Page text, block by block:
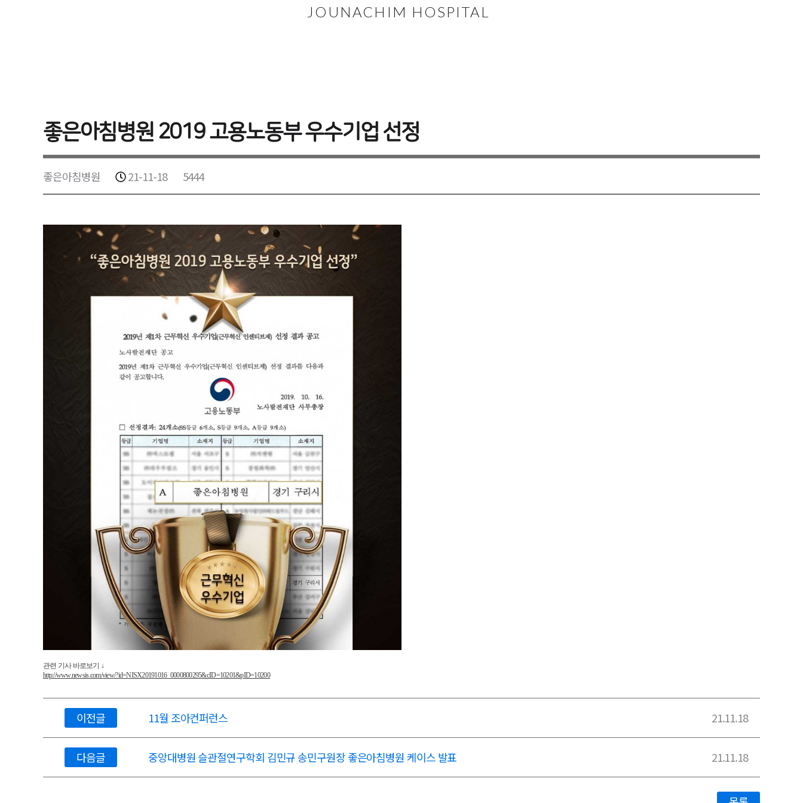
JOUNACHIM HOSPITAL
좋은아침병원 2019 고용노동부 우수기업 선정
좋은아침병원 21-11-18 5444
관련 기사 바로보기 ↓
http://www.newsis.com/view/?id=NISX20191016_0000800295&cID=10201&pID=10200
이전글 11월 조아컨퍼런스 21.11.18
다음글 중앙대병원 슬관절연구학회 김민규 송민구원장 좋은아침병원 케이스 발표 21.11.18